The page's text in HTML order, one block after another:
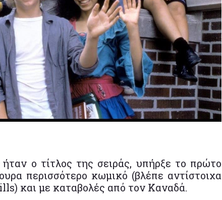
ο τίτλος της σειράς, υπήρξε το πρώτο
περισσότερο κωμικό (βλέπε αντίστοιχα
και με καταβολές από τον Καναδά.